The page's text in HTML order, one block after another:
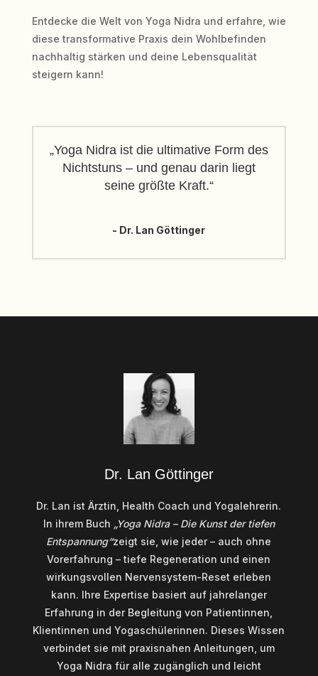
Entdecke die Welt von Yoga Nidra und erfahre, wie
diese transformative Praxis dein Wohlbefinden
nachhaltig stärken und deine Lebensqualität
steigern kann!
„Yoga Nidra ist die ultimative Form des
Nichtstuns – und genau darin liegt
seine größte Kraft.“
- Dr. Lan Göttinger
Dr. Lan Göttinger
Dr. Lan ist Ärztin, Health Coach und Yogalehrerin.
In ihrem Buch „Yoga Nidra – Die Kunst der tiefen
Entspannung“zeigt sie, wie jeder – auch ohne
Vorerfahrung – tiefe Regeneration und einen
wirkungsvollen Nervensystem-Reset erleben
kann. Ihre Expertise basiert auf jahrelanger
Erfahrung in der Begleitung von Patientinnen,
Klientinnen und Yogaschülerinnen. Dieses Wissen
verbindet sie mit praxisnahen Anleitungen, um
Yoga Nidra für alle zugänglich und leicht